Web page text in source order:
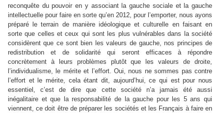
reconquête du pouvoir en y associant la gauche sociale et la gauche
intellectuelle pour faire en sorte qu’en 2012, pour l’emporter, nous ayons
préparé le terrain de manière idéologique et culturelle en faisant en
sorte que celles et ceux qui sont les plus vulnérables dans la société
considèrent que ce sont bien les valeurs de gauche, nos principes de
redistribution et de solidarité qui seront efficaces à répondre
concrètement à leurs problèmes plutôt que les valeurs de droite,
l’individualisme, le mérite et l’effort. Oui, nous ne sommes pas contre
l’effort et le mérite, cela étant dit, aujourd’hui, ce qui est pour nous
essentiel, c’est de dire que cette société n’a jamais été aussi
inégalitaire et que la responsabilité de la gauche pour les 5 ans qui
viennent, ce doit être de préparer les sociétés et les Français à faire en